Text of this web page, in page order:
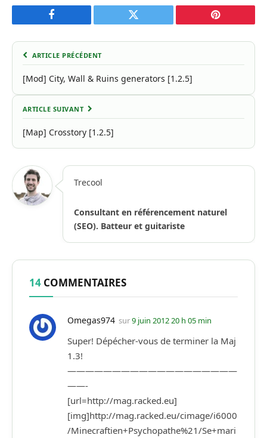
Facebook Twitter Pinterest
ARTICLE PRÉCÉDENT
[Mod] City, Wall & Ruins generators [1.2.5]
ARTICLE SUIVANT
[Map] Crosstory [1.2.5]
Trecool
Consultant en référencement naturel
(SEO). Batteur et guitariste
14 COMMENTAIRES
Omegas974 sur9 juin 2012 20 h 05 min
Super! Dépécher-vous de terminer la Maj
1.3!
———————————————————
——-
[url=http://mag.racked.eu]
[img]http://mag.racked.eu/cimage/i6000
/Minecraftien+Psychopathe%21/Se+mari